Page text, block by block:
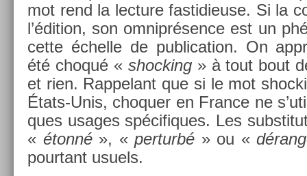
mot rend la lec­ture fas­tidieuse. Si la
l’édi­tion, son om­niprés­ence est un
cette échel­le de pub­lica­tion. On
été choqué «shock­ing» à tout bout
et rien. Rap­pelant que si le mot
États-Unis, choqu­er en Fran­ce ne
ques usages spécifiques. Les
« étonné », « per­turbé » ou «
pour­tant usuels.